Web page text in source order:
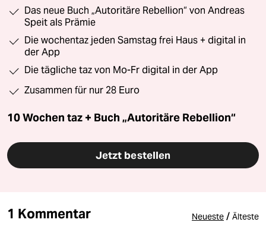
Das neue Buch „Autoritäre Rebellion“ von Andreas
Speit als Prämie
Die wochentaz jeden Samstag frei Haus + digital in
der App
Die tägliche taz von Mo-Fr digital in der App
Zusammen für nur 28 Euro
10 Wochen taz + Buch „Autoritäre Rebellion“
Jetzt bestellen
1 Kommentar Neueste / Älteste